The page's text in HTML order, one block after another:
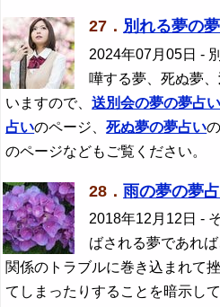
27． 別れる夢の
2024年07月05日 -
嘩する夢、死ぬ夢、
いますので、送別会の夢の夢占
占いのページ、死ぬ夢の夢占い
のページなどもご覧ください。
28． 雨の夢の夢
2018年12月12日 -
ばされる夢であれ
関係のトラブルに巻き込まれて
てしまったりすることを暗示し